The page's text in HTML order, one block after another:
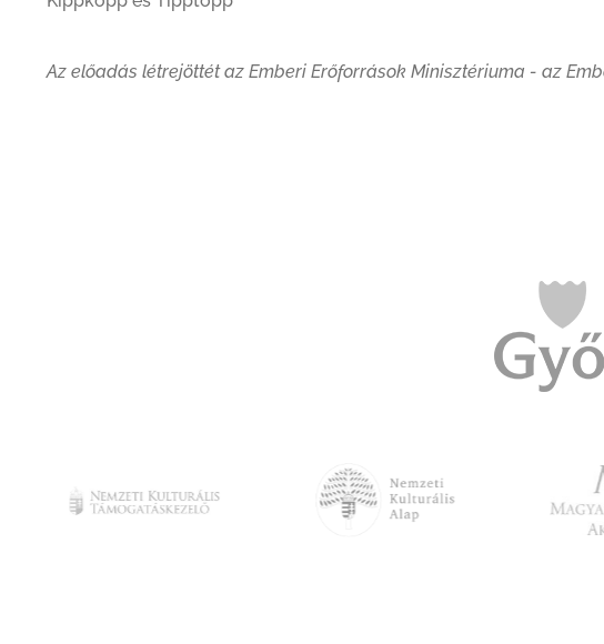
Az előadás létrejöttét az Emberi Erőforrások Minisztériuma - az